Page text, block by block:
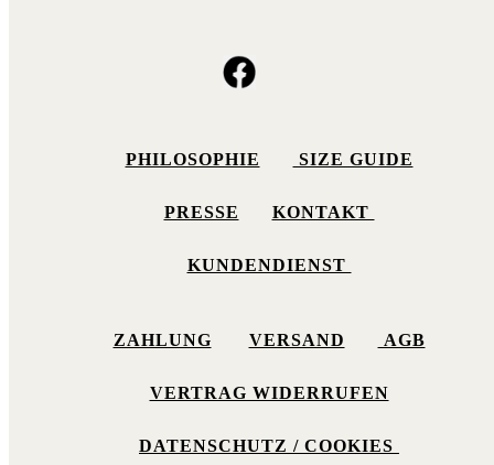
PHILOSOPHIE SIZE GUIDE
PRESSE KONTAKT
KUNDENDIENST
ZAHLUNG VERSAND AGB
VERTRAG WIDERRUFEN
DATENSCHUTZ / COOKIES